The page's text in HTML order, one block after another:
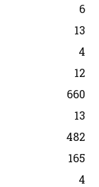
6
13
4
12
660
13
482
165
4